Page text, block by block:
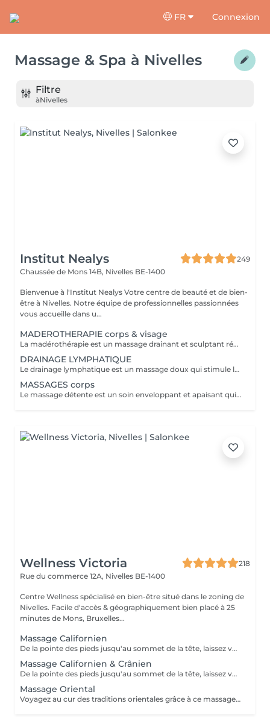
FR Connexion
Massage & Spa à Nivelles
Filtre
àNivelles
Institut Nealys
249
Chaussée de Mons 14B, Nivelles BE-1400
Bienvenue à l'Institut Nealys Votre centre de beauté et de bien-
être à Nivelles. Notre équipe de professionnelles passionnées
vous accueille dans u...
MADEROTHERAPIE corps & visage
La madérothérapie est un massage drainant et sculptant réalisé avec des instruments en bois. Elle stimule la circulation, active le système lymphatique et aide à réduire la rétention d'eau, la cellulite et les tensions musculaires. Idéal en cure pour des résultats visibles dès quelques séances. Atouts : Améliore la circulation et le drainage Raffermit et tonifie la peau Réduction de la cellulite et des gonflements Relaxation profonde Contre-indications : Grossesse (sauf zones spécifiques, sur avis pro) Problèmes circulatoires graves (phlébite, varices sévères) Infections, inflammations ou blessures récentes Interventions chirurgicales récentes Un bilan personnalisé est conseillé avant de débuter une cure.
DRAINAGE LYMPHATIQUE
Le drainage lymphatique est un massage doux qui stimule la circulation de la lymphe pour éliminer les toxines, réduire les gonflements et booster le système immunitaire. Idéal en cas de jambes lourdes, rétention d'eau ou après une chirurgie esthétique. Les résultats sont visibles dès la première séance, surtout en cure. Atouts : Détoxifie et stimule l'immunité Diminue la rétention d'eau et les dèmes Soulage les jambes lourdes Améliore la qualité de la peau Contre-indications : Infections ou fièvre Problèmes cardiaques ou rénaux graves Thrombose, phlébite ou cancer en cours Grossesse (à adapter selon les cas)
MASSAGES corps
Le massage détente est un soin enveloppant et apaisant qui soulage les tensions musculaires, réduit le stress et favorise un profond lâcher-prise. Idéal pour se recentrer, améliorer le sommeil et relâcher les tensions du quotidien. Disponible en version corps complet ou zones ciblées. Atouts : Relaxation profonde et immédiate Réduction du stress et des tensions Amélioration du sommeil et du bien-être général Convient à tous, sans visée thérapeutique Contre-indications : Fièvre, infection ou inflammation aiguë Problèmes circulatoires graves (phlébite) Interventions chirurgicales récentes Grossesse (prévoir un massage adapté) Un moment de bien-être à s'offrir ou à offrir, sans modération.
Wellness Victoria
218
Rue du commerce 12A, Nivelles BE-1400
Centre Wellness spécialisé en bien-être situé dans le zoning de
Nivelles. Facile d'accès & géographiquement bien placé à 25
minutes de Mons, Bruxelles...
Massage Californien
De la pointe des pieds jusqu'au sommet de la tête, laissez votre corps se détendre grâce à de longs mouvements doux, lents et fluides. Ce massage aux saveurs envoûtantes vous offrira la relaxation la plus totale par ses enchainements de manuvres qui s'intensifient au fur et à mesure du soin. Le massage californien vous procurera des bienfaits incroyables de lacher-prise, ce qui le rend si populaire dans un monde sous pression comme le nôtre. Il est souvent accompagné du massage crânien pour obtenir un soin complet. (Toutes les parties du corps sont massées sauf le ventre et la poitrine) Des serviettes chaudes sont fournies avec le massage. Possibilité de prendre une douche après le soin. Le thé et le café sont offerts.
Massage Californien & Crânien
De la pointe des pieds jusqu'au sommet de la tête, laissez votre corps se détendre grâce à de longs mouvements doux, lents et fluides. Ce massage aux saveurs envoûtantes vous offrira la relaxation la plus totale par ses enchainements de manuvres qui s'intensifient au fur et à mesure du soin. Le massage californien vous procurera des bienfaits incroyables de lacher-prise, ce qui le rend si populaire dans un monde sous pression comme le nôtre. Il est souvent accompagné du massage crânien pour obtenir un soin complet. (Toutes les parties du corps sont massées sauf le ventre et la poitrine) Des serviettes chaudes sont fournies avec le massage. Possibilité de prendre une douche après le soin. Le thé et le café sont offerts.
Massage Oriental
Voyagez au cur des traditions orientales grâce à ce massage englobant l'ensemble du corps avec de l'huile d'Orient chauffée. Celui-ci vous donnera l'impression de voyager grâce à ses mouvements lents, enveloppants et profonds qui vous procureront un moment de pur bien-être. Du cuir chevelu à la plante des pieds, tout le corps est délassé grâce aux avant-bras de la praticienne.